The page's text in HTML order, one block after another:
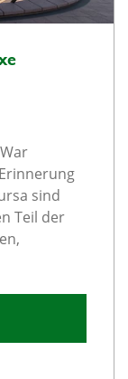
sind
Teil der